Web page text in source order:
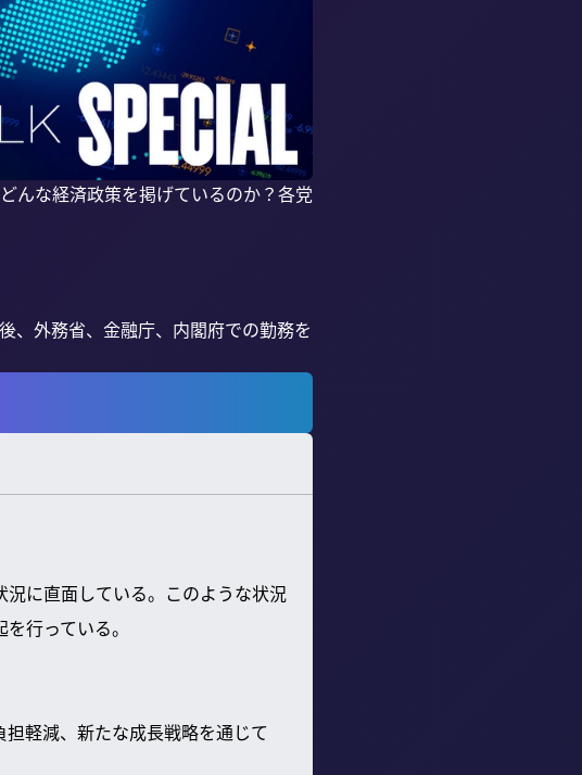
んな経済政策を掲げているのか？各党
、外務省、金融庁、内閣府での勤務を
に直面している。このような状況
行っている。
軽減、新たな成長戦略を通じて